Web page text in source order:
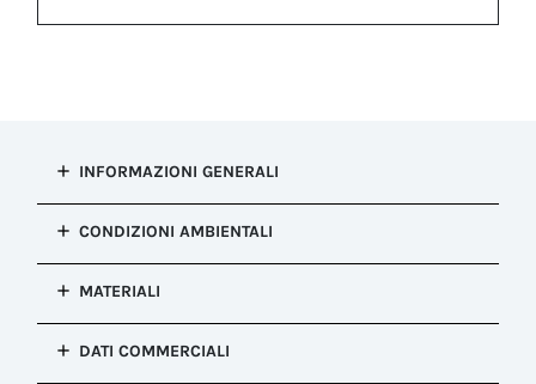
INFORMAZIONI GENERALI
installazione
Chiave di montaggio e serraggio
Configurazione
Colore
CONDIZIONI AMBIENTALI
corrosione
Salt mist test : EN60068-2-11:2000
Temperatura
MATERIALI
PA66DATI COMMERCIALI